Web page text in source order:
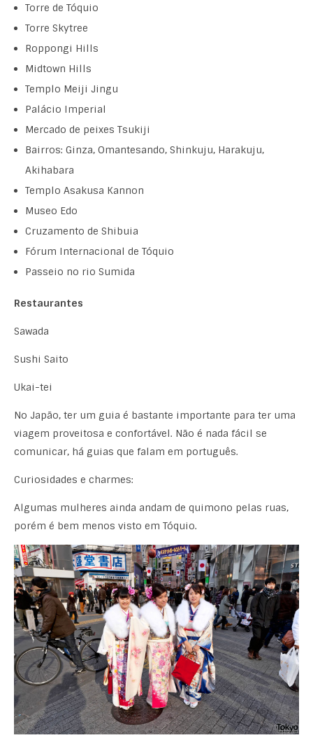
Torre de Tóquio
Torre Skytree
Roppongi Hills
Midtown Hills
Templo Meiji Jingu
Palácio Imperial
Mercado de peixes Tsukiji
Bairros: Ginza, Omantesando, Shinkuju, Harakuju,
Akihabara
Templo Asakusa Kannon
Museo Edo
Cruzamento de Shibuia
Fórum Internacional de Tóquio
Passeio no rio Sumida
Restaurantes
Sawada
Sushi Saito
Ukai-tei
No Japão, ter um guia é bastante importante para ter uma
viagem proveitosa e confortável. Não é nada fácil se
comunicar, há guias que falam em português.
Curiosidades e charmes:
Algumas mulheres ainda andam de quimono pelas ruas,
porém é bem menos visto em Tóquio.